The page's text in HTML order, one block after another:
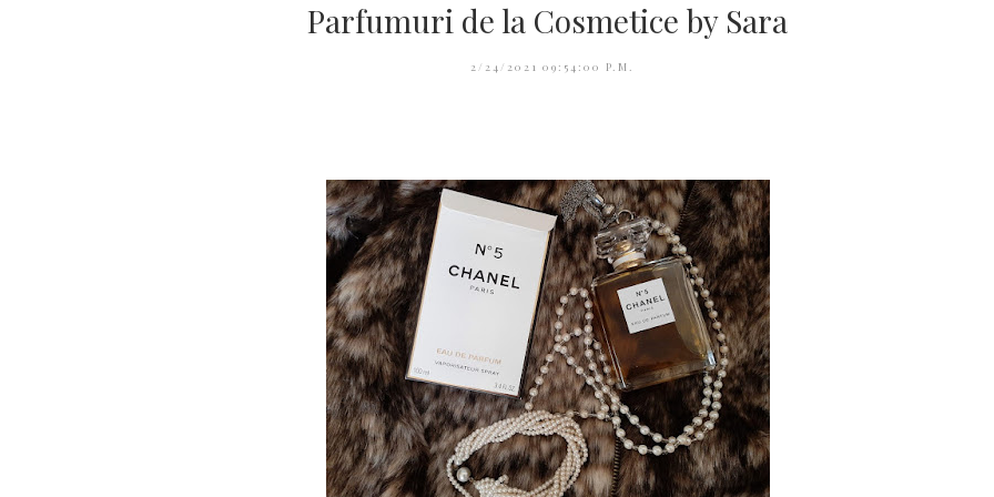
Parfumuri de la Cosmetice by Sara
2/24/2021 09:54:00 P.M.